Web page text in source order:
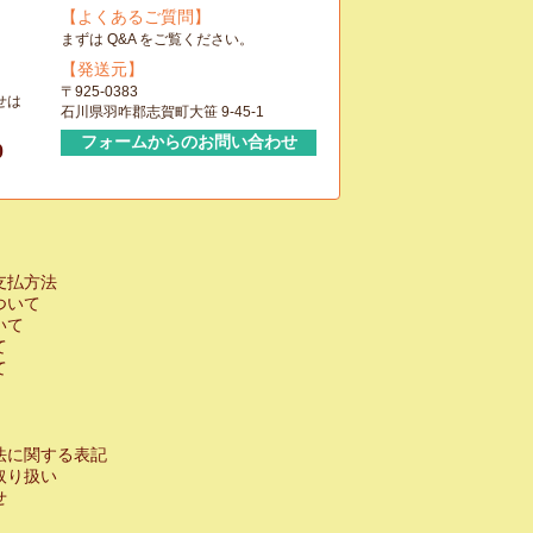
は
【よくあるご質問】
まずは Q&A をご覧ください。
【発送元】
〒925-0383
石川県羽咋郡志賀町大笹 9-45-1
フォームからのお問い合わせ
払方法
いて
て
に関する表記
り扱い